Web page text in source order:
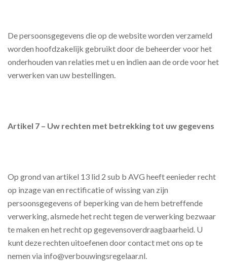
De persoonsgegevens die op de website worden verzameld
worden hoofdzakelijk gebruikt door de beheerder voor het
onderhouden van relaties met u en indien aan de orde voor het
verwerken van uw bestellingen.
Artikel 7 – Uw rechten met betrekking tot uw gegevens
Op grond van artikel 13 lid 2 sub b AVG heeft eenieder recht
op inzage van en rectificatie of wissing van zijn
persoonsgegevens of beperking van de hem betreffende
verwerking, alsmede het recht tegen de verwerking bezwaar
te maken en het recht op gegevensoverdraagbaarheid. U
kunt deze rechten uitoefenen door contact met ons op te
nemen via info@verbouwingsregelaar.nl.